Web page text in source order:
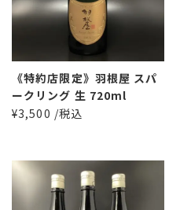
《特約店限定》羽根屋 スパ
ークリング 生 720ml
¥3,500 /税込